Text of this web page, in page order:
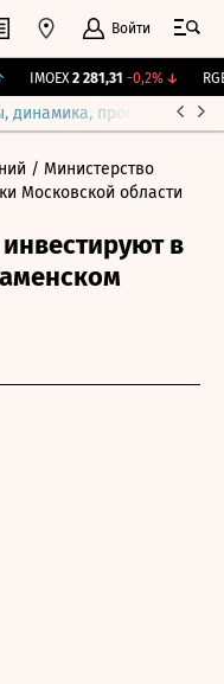
Войти
IMOEX 2 281,31 -0,2%↓
прогнозы
/ Министерство
Московской области
в